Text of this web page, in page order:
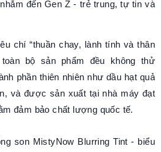
đến Gen Z - trẻ trung, tự tin và
chí “thuần chay, lành tính và thân
bộ sản phẩm đều không thử
phần thiên nhiên như dầu hạt quả
và được sản xuất tại nhà máy đạt
đảm bảo chất lượng quốc tế.
son MistyNow Blurring Tint - biểu